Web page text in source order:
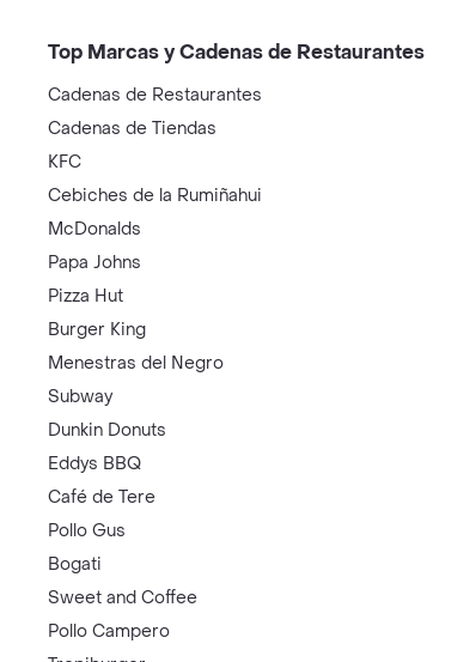
Top Marcas y Cadenas de Restaurantes
Cadenas de Restaurantes
Cadenas de Tiendas
KFC
Cebiches de la Rumiñahui
McDonalds
Papa Johns
Pizza Hut
Burger King
Menestras del Negro
Subway
Dunkin Donuts
Eddys BBQ
Café de Tere
Pollo Gus
Bogati
Sweet and Coffee
Pollo Campero